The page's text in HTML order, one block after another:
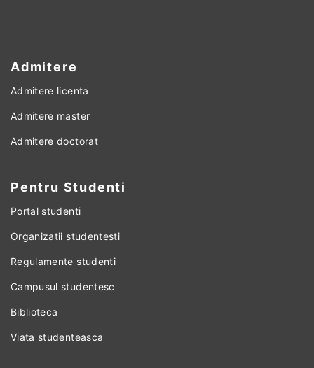
Admitere
Admitere licenta
Admitere master
Admitere doctorat
Pentru Studenti
Portal studenti
Organizatii studentesti
Regulamente studenti
Campusul studentesc
Biblioteca
Viata studenteasca